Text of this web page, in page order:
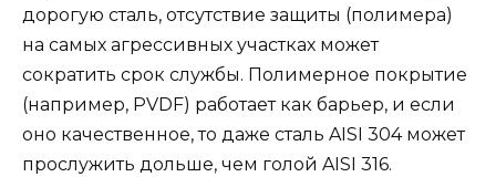
дорогую сталь, отсутствие защиты (полимера)
на самых агрессивных участках может
сократить срок службы. Полимерное покрытие
(например, PVDF) работает как барьер, и если
оно качественное, то даже сталь AISI 304 может
прослужить дольше, чем голой AISI 316.